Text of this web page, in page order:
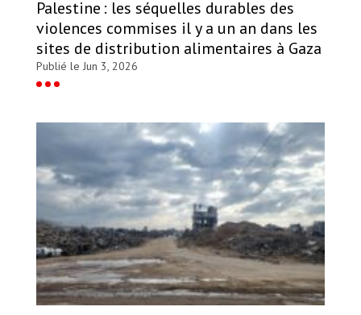
Palestine : les séquelles durables des
violences commises il y a un an dans les
sites de distribution alimentaires à Gaza
Publié le Jun 3, 2026